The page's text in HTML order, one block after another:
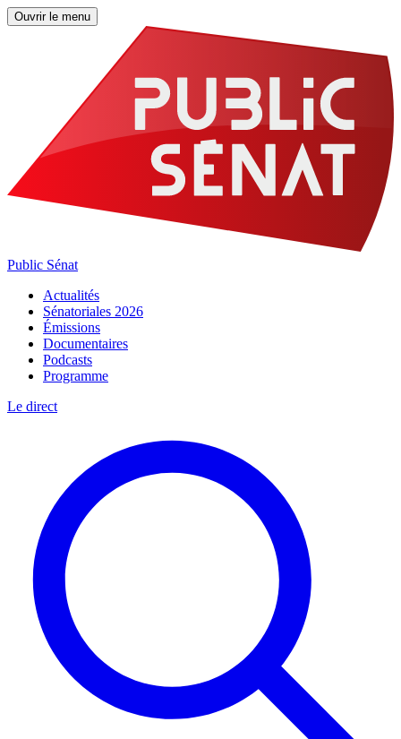
Ouvrir le menu
Public Sénat
Actualités
Sénatoriales 2026
Émissions
Documentaires
Podcasts
Programme
Le direct